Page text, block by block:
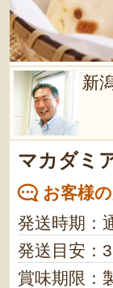
新
マカダミ
お客様
発送時期：
発送目安：
賞味期限：